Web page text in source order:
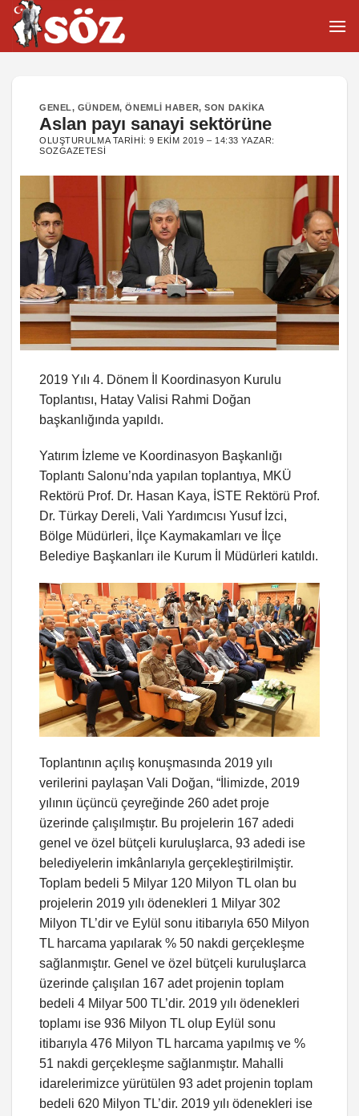
İçeriğe
atla
GENEL, GÜNDEM,ÖNEMLI HABER,SON DAKIKA
Aslan payı sanayi sektörüne
OLUŞTURULMA TARIHI:9 EKIM 2019 – 14:33 YAZAR:
SOZGAZETESI
2019 Yılı 4. Dönem İl Koordinasyon Kurulu
Toplantısı, Hatay Valisi Rahmi Doğan
başkanlığında yapıldı.
Yatırım İzleme ve Koordinasyon Başkanlığı
Toplantı Salonu’nda yapılan toplantıya, MKÜ
Rektörü Prof. Dr. Hasan Kaya, İSTE Rektörü Prof.
Dr. Türkay Dereli, Vali Yardımcısı Yusuf İzci,
Bölge Müdürleri, İlçe Kaymakamları ve İlçe
Belediye Başkanları ile Kurum İl Müdürleri katıldı.
Toplantının açılış konuşmasında 2019 yılı
verilerini paylaşan Vali Doğan, “İlimizde, 2019
yılının üçüncü çeyreğinde 260 adet proje
üzerinde çalışılmıştır. Bu projelerin 167 adedi
genel ve özel bütçeli kuruluşlarca, 93 adedi ise
belediyelerin imkânlarıyla gerçekleştirilmiştir.
Toplam bedeli 5 Milyar 120 Milyon TL olan bu
projelerin 2019 yılı ödenekleri 1 Milyar 302
Milyon TL’dir ve Eylül sonu itibarıyla 650 Milyon
TL harcama yapılarak % 50 nakdi gerçekleşme
sağlanmıştır. Genel ve özel bütçeli kuruluşlarca
üzerinde çalışılan 167 adet projenin toplam
bedeli 4 Milyar 500 TL’dir. 2019 yılı ödenekleri
toplamı ise 936 Milyon TL olup Eylül sonu
itibarıyla 476 Milyon TL harcama yapılmış ve %
51 nakdi gerçekleşme sağlanmıştır. Mahalli
idarelerimizce yürütülen 93 adet projenin toplam
bedeli 620 Milyon TL’dir. 2019 yılı ödenekleri ise